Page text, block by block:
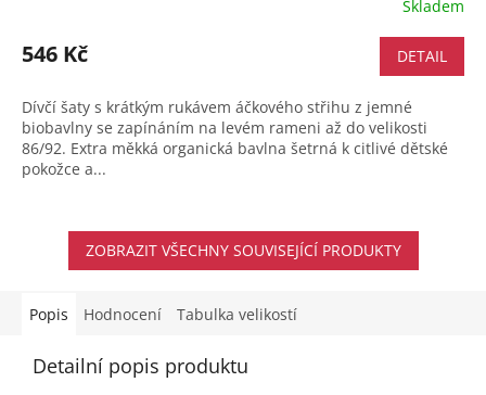
Skladem
546 Kč DETAIL
Dívčí šaty s krátkým rukávem áčkového střihu z jemné
biobavlny se zapínáním na levém rameni až do velikosti
86/92. Extra měkká organická bavlna šetrná k citlivé dětské
pokožce a...
ZOBRAZIT VŠECHNY SOUVISEJÍCÍ PRODUKTY
Popis Hodnocení Tabulka velikostí
Detailní popis produktu